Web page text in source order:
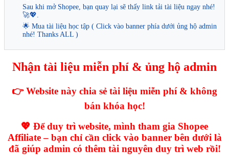
Sau khi mở Shopee, bạn quay lại sẽ thấy link tải tài liệu ngay nhé!
🚀💖.
🌟 Mua tài liệu học tập ( Click vào banner phía dưới ủng hộ admin
nhé! Thanks ALL )
Nhận tài liệu miễn phí & ủng hộ admin
👉 Website này chia sẻ tài liệu miễn phí & không
bán khóa học!
💖 Để duy trì website, mình tham gia Shopee
Affiliate – bạn chỉ cần click vào banner bên dưới là
đã giúp admin có thêm tài nguyên duy trì web rồi!